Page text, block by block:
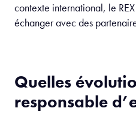
contexte international, le
échanger avec des
Quelles
responsable